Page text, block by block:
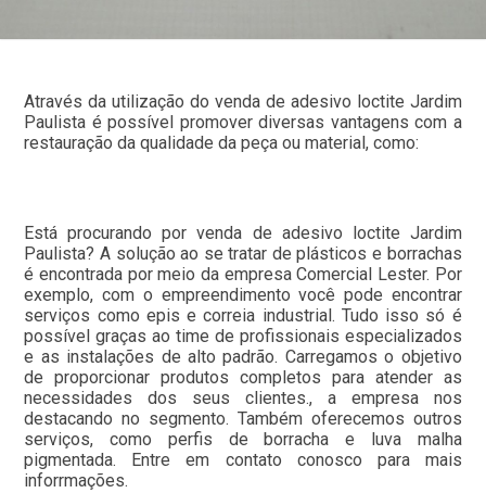
Através da utilização do venda de adesivo loctite Jardim
Paulista é possível promover diversas vantagens com a
restauração da qualidade da peça ou material, como:
Está procurando por venda de adesivo loctite Jardim
Paulista? A solução ao se tratar de plásticos e borrachas
é encontrada por meio da empresa Comercial Lester. Por
exemplo, com o empreendimento você pode encontrar
serviços como epis e correia industrial. Tudo isso só é
possível graças ao time de profissionais especializados
e as instalações de alto padrão. Carregamos o objetivo
de proporcionar produtos completos para atender as
necessidades dos seus clientes., a empresa nos
destacando no segmento. Também oferecemos outros
serviços, como perfis de borracha e luva malha
pigmentada. Entre em contato conosco para mais
inforrmações.